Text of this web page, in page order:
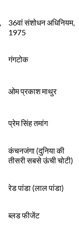
36वां संशोधन अधिनियम,
1975
गंगटोक
ओम प्रकाश माथुर
प्रेम सिंह तमांग
कंचनजंगा (दुनिया की
तीसरी सबसे ऊंची चोटी)
रेड पांडा (लाल पांडा)
ब्लड फीजेंट